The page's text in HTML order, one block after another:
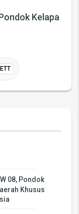
Kelapa
08, Pondok
Khusus